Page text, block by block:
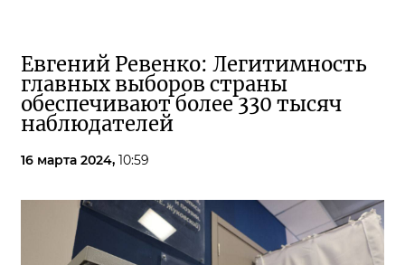
Евгений Ревенко: Легитимность
главных выборов страны
обеспечивают более 330 тысяч
наблюдателей
16 марта 2024, 10:59